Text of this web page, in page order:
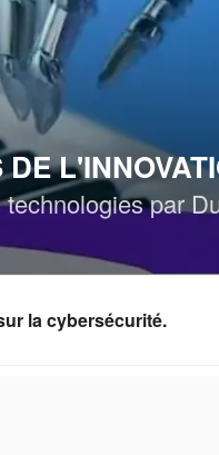
par
la cybersécurité.